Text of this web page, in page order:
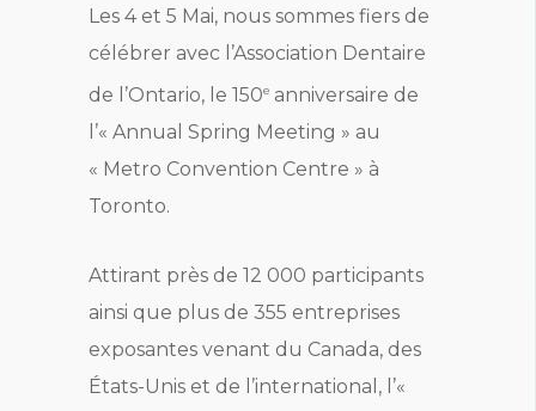
Les 4 et 5 Mai, nous sommes fiers de
célébrer avec l’Association Dentaire
de l’Ontario, le 150e anniversaire de
l’« Annual Spring Meeting » au
« Metro Convention Centre » à
Toronto.
Attirant près de 12 000 participants
ainsi que plus de 355 entreprises
exposantes venant du Canada, des
États-Unis et de l’international, l’«